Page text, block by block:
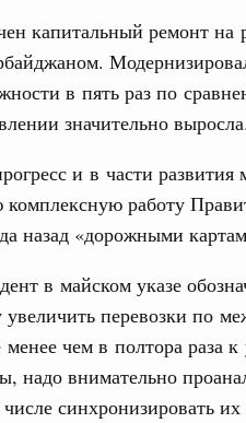
капитальный ремонт на
в пять раз по
значительно
и в части
работу
назад «дорожными
в майском указе
увеличить перевозки по
менее чем в полтора раза
надо внимательно
синхронизировать
и
и въездной туризм
Порядка 110
в 35 регионах
технологий
и гуманитарные
участие в
форума и